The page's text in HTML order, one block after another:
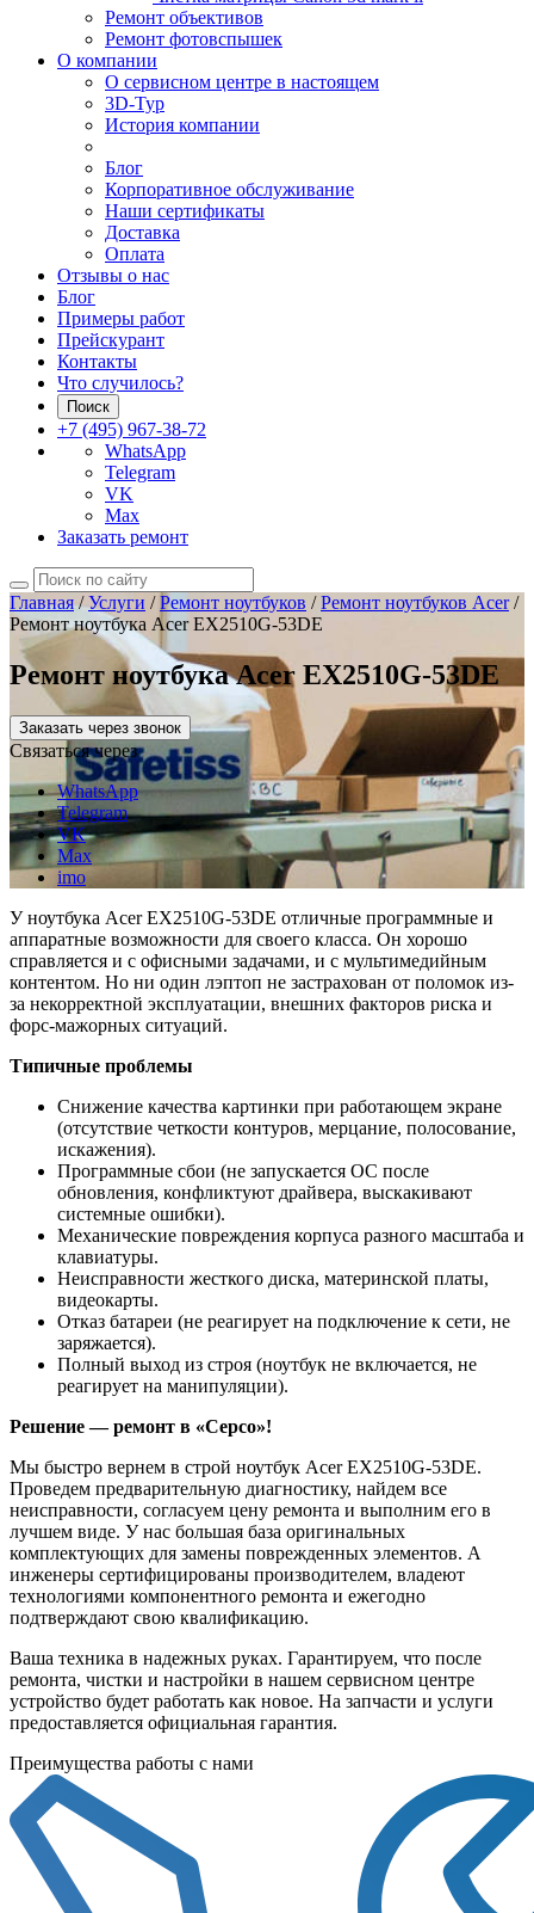
Ремонт объективов
Ремонт фотовспышек
О компании
О сервисном центре в настоящем
3D-Тур
История компании
Блог
Корпоративное обслуживание
Наши сертификаты
Доставка
Оплата
Отзывы о нас
Блог
Примеры работ
Прейскурант
Контакты
Что случилось?
Поиск
+7 (495) 967-38-72
WhatsApp
Telegram
VK
Max
Заказать ремонт
Главная/Услуги /Ремонт ноутбуков /Ремонт ноутбуков Acer/
Ремонт ноутбука Acer EX2510G-53DE
Ремонт ноутбука Acer EX2510G-53DE
Заказать через звонок
Связаться через
WhatsApp
Telegram
VK
Max
imo
У ноутбука Acer EX2510G-53DE отличные программные и
аппаратные возможности для своего класса. Он хорошо
справляется и с офисными задачами, и с мультимедийным
контентом. Но ни один лэптоп не застрахован от поломок из-
за некорректной эксплуатации, внешних факторов риска и
форс-мажорных ситуаций.
Типичные проблемы
Снижение качества картинки при работающем экране
(отсутствие четкости контуров, мерцание, полосование,
искажения).
Программные сбои (не запускается ОС после
обновления, конфликтуют драйвера, выскакивают
системные ошибки).
Механические повреждения корпуса разного масштаба и
клавиатуры.
Неисправности жесткого диска, материнской платы,
видеокарты.
Отказ батареи (не реагирует на подключение к сети, не
заряжается).
Полный выход из строя (ноутбук не включается, не
реагирует на манипуляции).
Решение — ремонт в «Серсо»!
Мы быстро вернем в строй ноутбук Acer EX2510G-53DE.
Проведем предварительную диагностику, найдем все
неисправности, согласуем цену ремонта и выполним его в
лучшем виде. У нас большая база оригинальных
комплектующих для замены поврежденных элементов. А
инженеры сертифицированы производителем, владеют
технологиями компонентного ремонта и ежегодно
подтверждают свою квалификацию.
Ваша техника в надежных руках. Гарантируем, что после
ремонта, чистки и настройки в нашем сервисном центре
устройство будет работать как новое. На запчасти и услуги
предоставляется официальная гарантия.
Преимущества работы с нами